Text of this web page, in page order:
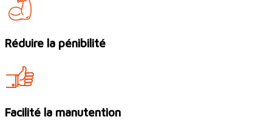
Réduire la pénibilité
Facilité la manutention